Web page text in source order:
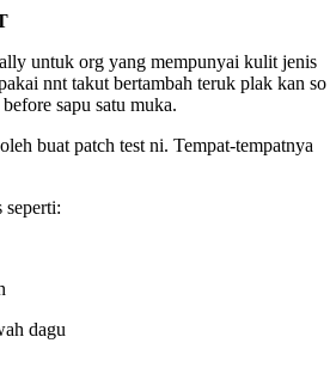
untuk org yang mempunyai kulit jenis
nnt takut bertambah teruk plak kan so
sapu satu muka.
buat patch test ni. Tempat-tempatnya
seperti:
dagu